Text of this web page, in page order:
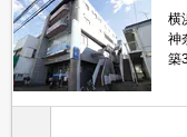
横
神
築